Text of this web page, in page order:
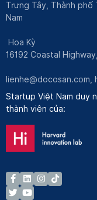
Trưng Tây, Thành phố
Nam
Hoa Kỳ
16192 Coastal
lienhe@docosan.com,
Startup Việt Nam duy
thành viên của: